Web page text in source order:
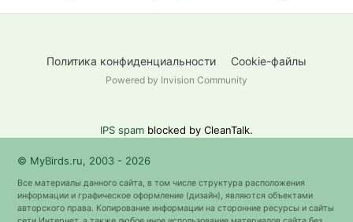
Политика конфиденциальности Cookie-файлы
Powered by Invision Community
IPS spam blocked by CleanTalk.
© MyBirds.ru, 2003 - 2026
Все материалы данного сайта, в том числе структура расположения
информации и графическое оформление (дизайн), являются объектами
авторского права. Копирование информации на сторонние ресурсы и сайты